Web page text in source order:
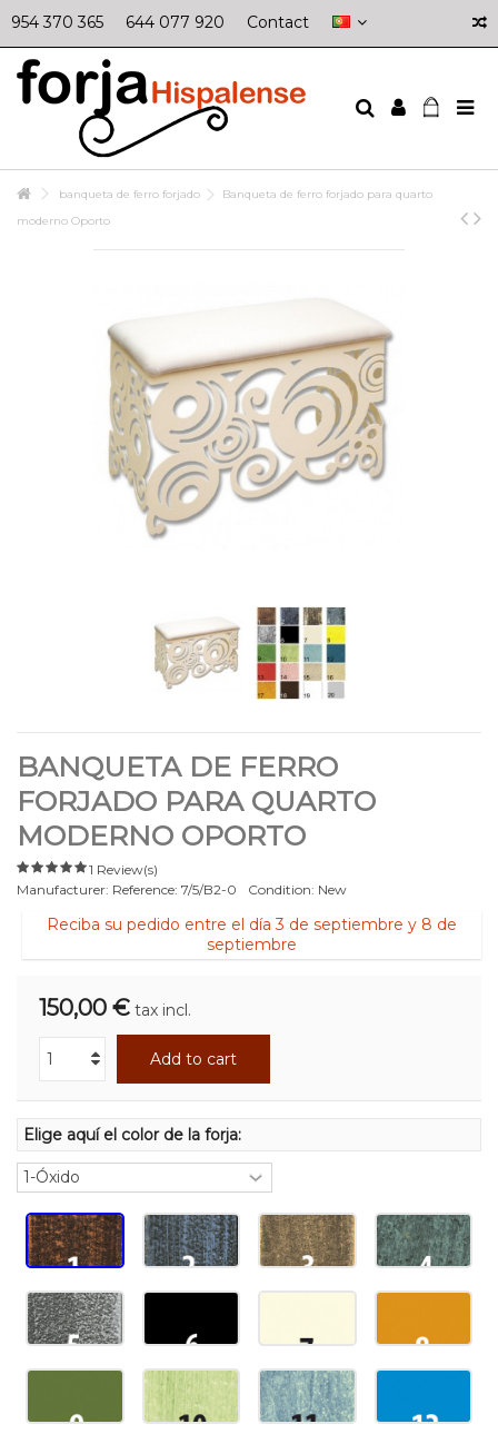
954 370 365 644 077 920 Contact
banqueta de ferro forjado
Banqueta de ferro forjado para quarto
moderno Oporto
BANQUETA DE FERRO
FORJADO PARA QUARTO
MODERNO OPORTO
1 Review(s)
Manufacturer: Reference: 7/5/B2-0 Condition: New
Reciba su pedido entre el día 3 de septiembre y 8 de
septiembre
150,00 € tax incl.
Add to cart
Elige aquí el color de la forja: